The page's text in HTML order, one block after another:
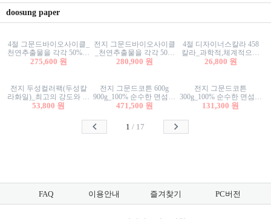
doosung paper
4절 그문드바이오사이클_
천연추출물을 각각 50%이
상 함유한 친환경그래픽
275,600 원
전지 그문드바이오사이클
_천연추출물을 각각 50%
이상 함유한 친환경그래
280,900 원
4절 디자이너스칼라 458
칼라_과학적,체계적으로
분류된 200색을 갖춘 색지
26,800 원
전지 두성컬러팩(두성칼
라화일)_최고의 강도와 평
활성을 지닌 다양한 컬러
53,800 원
전지 그문드코튼 600g
900g_100% 순수한 면섬유
로 만든 친환경프리미엄
471,500 원
전지 그문드코튼
300g_100% 순수한 면섬유
로 만든 친환경프리미엄
131,300 원
1 / 17
FAQ 이용안내 즐겨찾기 PC버전